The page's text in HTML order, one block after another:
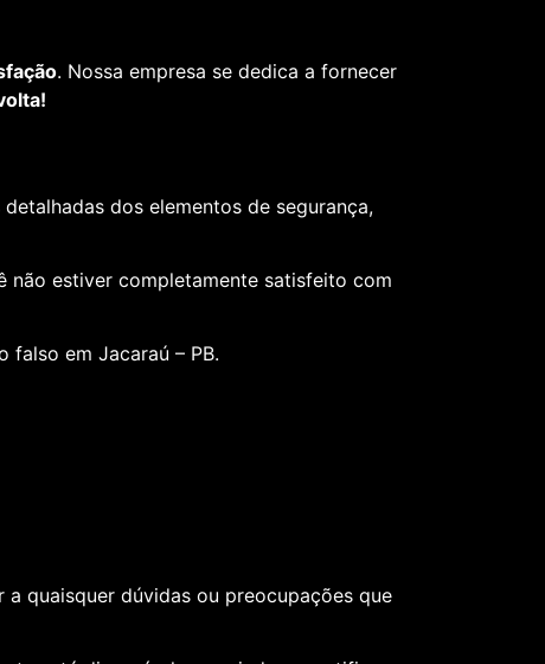
. Nossa empresa se dedica a fornecer
dos elementos de segurança,
não estiver completamente satisfeito com
em Jacaraú – PB.
quaisquer dúvidas ou preocupações que